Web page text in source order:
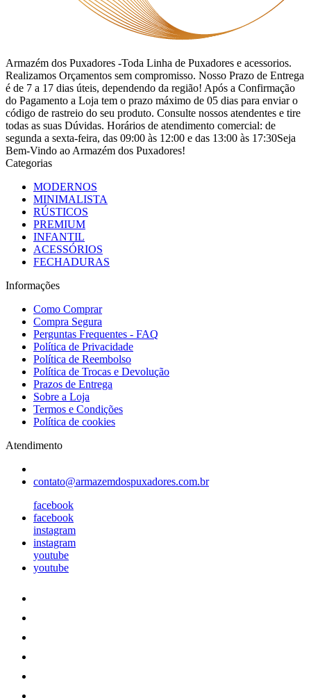
Armazém dos Puxadores -Toda Linha de Puxadores e acessorios.
Realizamos Orçamentos sem compromisso. Nosso Prazo de Entrega
é de 7 a 17 dias úteis, dependendo da região! Após a Confirmação
do Pagamento a Loja tem o prazo máximo de 05 dias para enviar o
código de rastreio do seu produto. Consulte nossos atendentes e tire
todas as suas Dúvidas. Horários de atendimento comercial: de
segunda a sexta-feira, das 09:00 às 12:00 e das 13:00 às 17:30Seja
Bem-Vindo ao Armazém dos Puxadores!
Categorias
MODERNOS
MINIMALISTA
RÚSTICOS
PREMIUM
INFANTIL
ACESSÓRIOS
FECHADURAS
Informações
Como Comprar
Compra Segura
Perguntas Frequentes - FAQ
Política de Privacidade
Política de Reembolso
Política de Trocas e Devolução
Prazos de Entrega
Sobre a Loja
Termos e Condições
Política de cookies
Atendimento
contato@armazemdospuxadores.com.br
facebook
facebook
instagram
instagram
youtube
youtube